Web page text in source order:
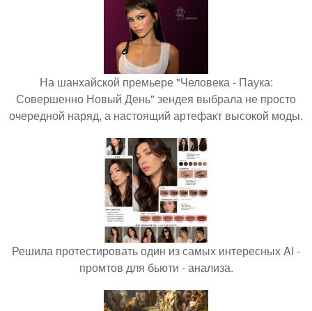
На шанхайской премьере "Человека - Паука:
Совершенно Новый День" зендея выбрала не просто
очередной наряд, а настоящий артефакт высокой моды.
Решила протестировать один из самых интересных AI -
промтов для бьюти - анализа.